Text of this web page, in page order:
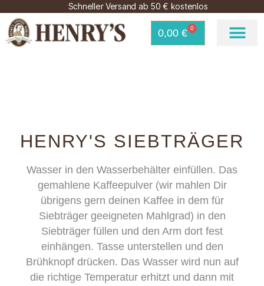
Schneller Versand ab 50 € kostenlos
0,00 € 0
HENRY'S SIEBTRÄGER
Wasser in den Wasserbehälter einfüllen. Das
gemahlene Kaffeepulver (wir mahlen Dir
übrigens gern deinen Kaffee in dem für
Siebträger geeigneten Mahlgrad) in den
Siebträger füllen und den Arm dort fest
einhängen. Tasse unterstellen und den
Brühknopf drücken. Das Wasser wird nun auf
die richtige Temperatur erhitzt und dann mit